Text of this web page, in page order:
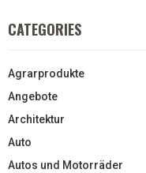
CATEGORIES
Agrarprodukte
Angebote
Architektur
Auto
Autos und Motorräder